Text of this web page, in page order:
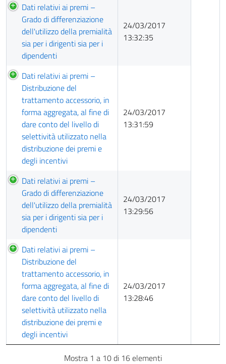
Dati relativi ai premi –
Grado di differenziazione
dell'utilizzo della premialità
sia per i dirigenti sia per i
dipendenti
24/03/2017
13:32:35
Dati relativi ai premi –
Distribuzione del
trattamento accessorio, in
forma aggregata, al fine di
dare conto del livello di
selettività utilizzato nella
distribuzione dei premi e
degli incentivi
24/03/2017
13:31:59
Dati relativi ai premi –
Grado di differenziazione
dell'utilizzo della premialità
sia per i dirigenti sia per i
dipendenti
24/03/2017
13:29:56
Dati relativi ai premi –
Distribuzione del
trattamento accessorio, in
forma aggregata, al fine di
dare conto del livello di
selettività utilizzato nella
distribuzione dei premi e
degli incentivi
24/03/2017
13:28:46
Mostra 1 a 10 di 16 elementi